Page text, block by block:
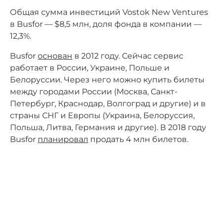
Общая сумма инвестиций Vostok New Ventures
в Busfor — $8,5 млн, доля фонда в компании —
12,3%.
Busfor основан в 2012 году. Сейчас сервис
работает в России, Украине, Польше и
Белоруссии. Через него можно купить билеты
между городами России (Москва, Санкт-
Петербург, Краснодар, Волгоград и другие) и в
страны СНГ и Европы (Украина, Белоруссия,
Польша, Литва, Германия и другие). В 2018 году
Busfor планировал продать 4 млн билетов.